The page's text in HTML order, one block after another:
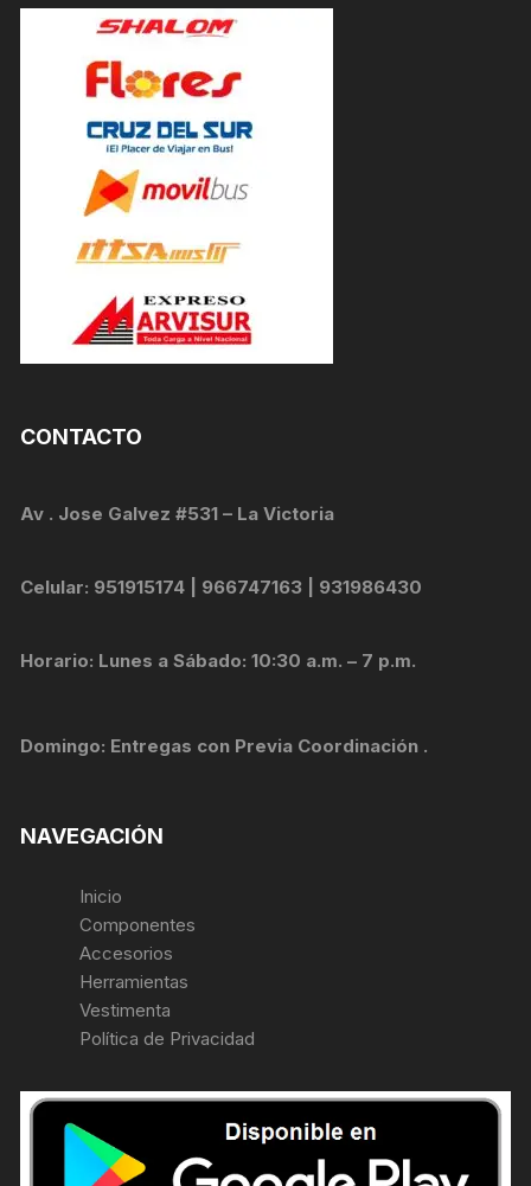
CONTACTO
Av . Jose Galvez #531 – La Victoria
Celular: 951915174 | 966747163 | 931986430
Horario: Lunes a Sábado: 10:30 a.m. – 7 p.m.
Domingo: Entregas con Previa Coordinación .
NAVEGACIÓN
Inicio
Componentes
Accesorios
Herramientas
Vestimenta
Política de Privacidad